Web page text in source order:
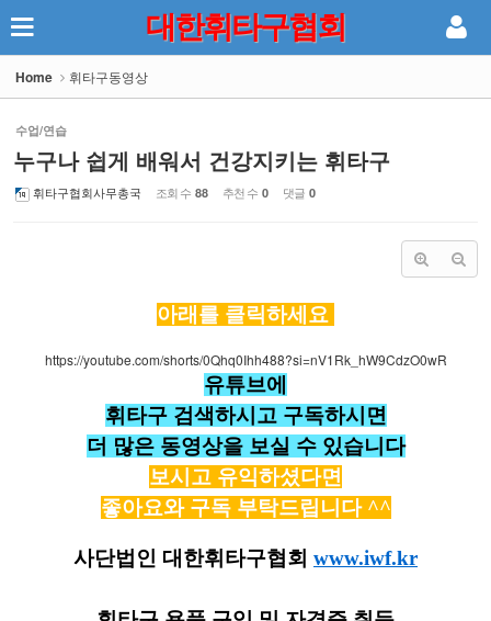
대한휘타구협회
Home 휘타구동영상
수업/연습
누구나 쉽게 배워서 건강지키는 휘타구
휘타구협회사무총국 조회 수 88 추천 수 0 댓글 0
아래를 클릭하세요
https://youtube.com/shorts/0Qhq0Ihh488?si=nV1Rk_hW9CdzO0wR
유튜브에
휘타구 검색하시고 구독하시면
더 많은 동영상을 보실 수 있습니다
보시고 유익하셨다면
좋아요와 구독 부탁드립니다 ^^
사단법인 대한휘타구협회 www.iwf.kr
Sketchbook5, 스케치북5